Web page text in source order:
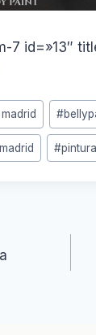
7 id=»13″
#
#